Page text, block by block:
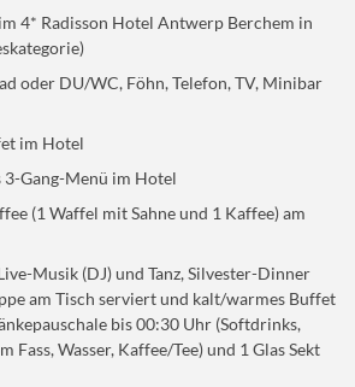
Kathedrale, die Zunfthäuser am
und den malerischen
war im 15. und 16.
größten Städte der Welt, zeitweise
Europas und als
Zentrum Wirkungsstätte von
allen voran natürlich Rubens und
Nachmittag sind Sie zu Kaffee und
Am Abend erwartet man Sie
Silvester-Gala. Bei gutem Essen,
Sie ins neue Jahr 2027.
einmal ausschlafen nach einer
Genießen Sie dann das späte
Gegen Mittag starten wir zu
die Tuchstadt Gent. Uralte
Stadtturm, sowie die Fassaden
Speicherhäuser erzählen von der
einer Führung lernen Sie die hübsche
im Hotel treffen wir uns zum
einmal das leckere Frühstück im
leider Abschied nehmen. Auf
besuchen wir noch Maastricht, eine
Städte der Niederlande.
Bus mit gewohnt gutem
Richtung Heimat.
4* Radisson Hotel Antwerp Berchem in
oder DU/WC, Föhn, Telefon, TV, Minibar
im Hotel
3-Gang-Menü im Hotel
(1 Waffel mit Sahne und 1 Kaffee) am
Musik (DJ) und Tanz, Silvester-Dinner
am Tisch serviert und kalt/warmes Buffet
bis 00:30 Uhr (Softdrinks,
Fass, Wasser, Kaffee/Tee) und 1 Glas Sekt